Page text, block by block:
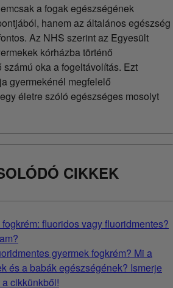
a fogak egészségének
hanem az általános egészség
Az NHS szerint az Egyesült
kórházba történő
oka a fogeltávolítás. Ezt
gyermekénél megfelelő
életre szóló egészséges mosolyt
CIKKEK
fluoridos vagy fluoridmentes?
gyermek fogkrém? Mi a
és a babák egészségének? Ismerje
cikkünkből!